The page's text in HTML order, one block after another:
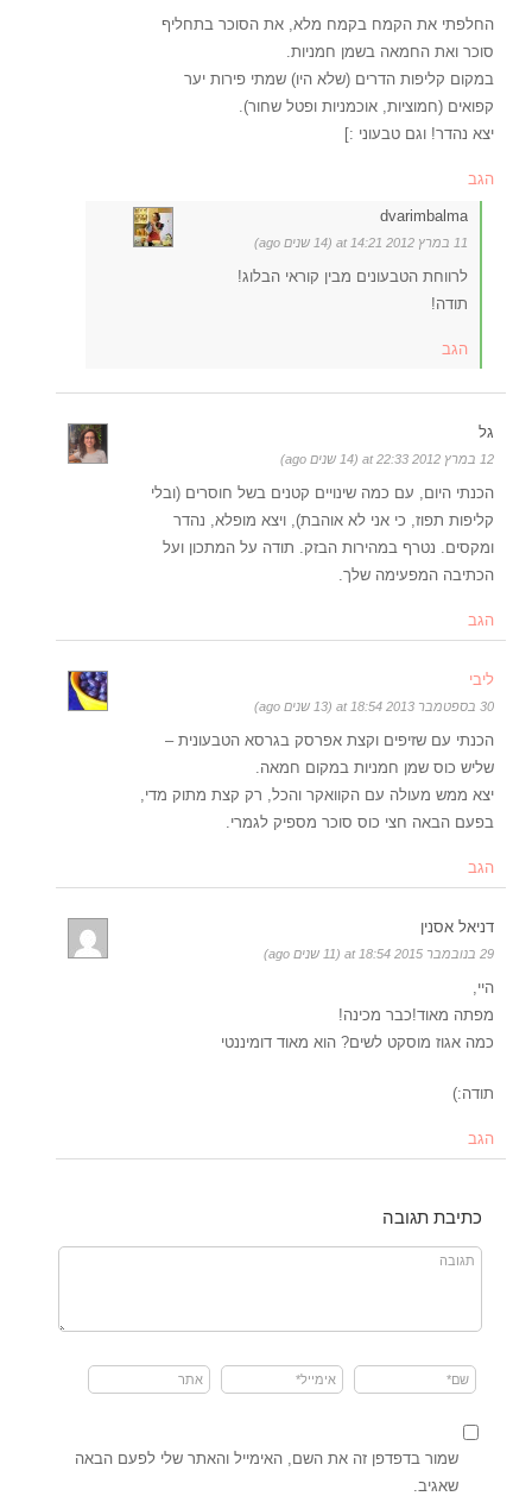
החלפתי את הקמח בקמח מלא, את הסוכר בתחליף
סוכר ואת החמאה בשמן חמניות.
במקום קליפות הדרים (שלא היו) שמתי פירות יער
קפואים (חמוציות, אוכמניות ופטל שחור).
יצא נהדר! וגם טבעוני :]
הגב
dvarimbalma
11 במרץ 2012 at 14:21 (14 שנים ago)
לרווחת הטבעונים מבין קוראי הבלוג!
תודה!
הגב
גל
12 במרץ 2012 at 22:33 (14 שנים ago)
הכנתי היום, עם כמה שינויים קטנים בשל חוסרים (ובלי
קליפות תפוז, כי אני לא אוהבת), ויצא מופלא, נהדר
ומקסים. נטרף במהירות הבזק. תודה על המתכון ועל
הכתיבה המפעימה שלך.
הגב
ליבי
30 בספטמבר 2013 at 18:54 (13 שנים ago)
הכנתי עם שזיפים וקצת אפרסק בגרסא הטבעונית –
שליש כוס שמן חמניות במקום חמאה.
יצא ממש מעולה עם הקוואקר והכל, רק קצת מתוק מדי,
בפעם הבאה חצי כוס סוכר מספיק לגמרי.
הגב
דניאל אסנין
29 בנובמבר 2015 at 18:54 (11 שנים ago)
היי,
מפתה מאוד!כבר מכינה!
כמה אגוז מוסקט לשים? הוא מאוד דומיננטי
תודה:)
הגב
כתיבת תגובה
שמור בדפדפן זה את השם, האימייל והאתר שלי לפעם הבאה
שאגיב.